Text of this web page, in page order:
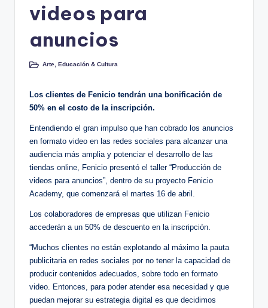
videos para
anuncios
Publicado
Arte, Educación & Cultura
Los clientes de Fenicio tendrán una bonificación de
50% en el costo de la inscripción.
Entendiendo el gran impulso que han cobrado los anuncios
en formato video en las redes sociales para alcanzar una
audiencia más amplia y potenciar el desarrollo de las
tiendas online, Fenicio presentó el taller “Producción de
videos para anuncios”, dentro de su proyecto Fenicio
Academy, que comenzará el martes 16 de abril.
Los colaboradores de empresas que utilizan Fenicio
accederán a un 50% de descuento en la inscripción.
“Muchos clientes no están explotando al máximo la pauta
publicitaria en redes sociales por no tener la capacidad de
producir contenidos adecuados, sobre todo en formato
video. Entonces, para poder atender esa necesidad y que
puedan mejorar su estrategia digital es que decidimos